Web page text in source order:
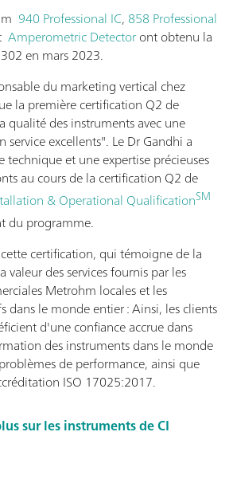
940 Professional IC, 858 Professional
Amperometric Detectoront obtenu la
en mars 2023.
du marketing vertical chez
la première certification Q2 de
des instruments avec une
excellents". Le Dr Gandhi a
technique et une expertise précieuses
au cours de la certification Q2 de
& Operational QualificationSM
du programme.
certification, qui témoigne de la
des services fournis par les
Metrohm locales et les
dans le monde entier : Ainsi, les clients
d'une confiance accrue dans
des instruments dans le monde
de performance, ainsi que
ISO 17025:2017.
sur les instruments de CI